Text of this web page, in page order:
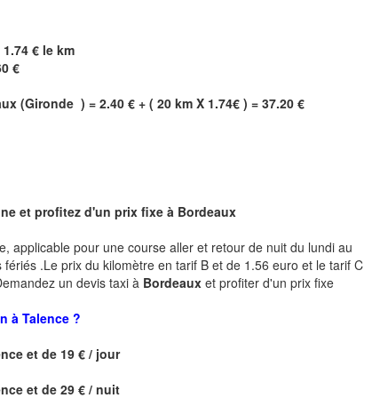
€ le km
€
(Gironde ) = 2.40 € + ( 20 km X 1.74€ ) = 37.20 €
et profitez d'un prix fixe à Bordeaux
applicable pour une course aller et retour de nuit du lundi au
.Le prix du kilomètre en tarif B et de 1.56 euro et le tarif C
un devis taxi à Bordeaux et profiter d'un prix fixe
à Talence ?
et de 19 € / jour
et de 29 € / nuit